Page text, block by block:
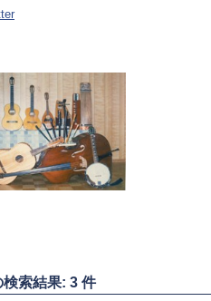
索結果: 3 件